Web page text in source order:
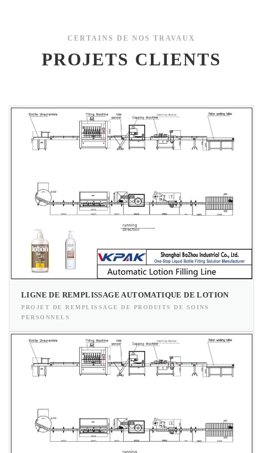
CERTAINS DE NOS TRAVAUX
PROJETS CLIENTS
LIGNE DE REMPLISSAGE AUTOMATIQUE DE LOTION
PROJET DE REMPLISSAGE DE PRODUITS DE SOINS
PERSONNELS